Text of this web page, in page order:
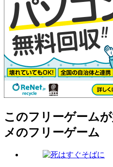
このフリーゲーム
メのフリーゲーム